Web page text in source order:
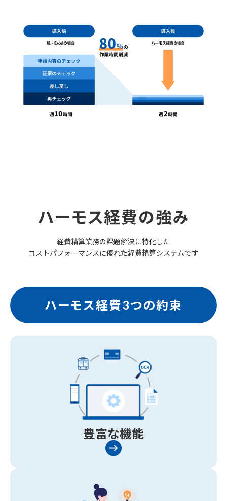
ハーモス経費の強み
経費精算業務の課題解決に特化した
コストパフォーマンスに優れた経費精算システムです
ハーモス経費3つの約束
豊富な機能